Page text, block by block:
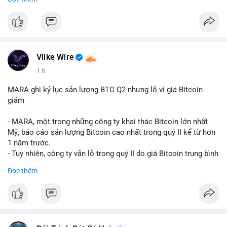
mục chứng chỉ cho tài sản số tại Mỹ.
và phát triển thị trường crypto tại Mỹ.
#vlikevn #titanbot
📰 Nguồn: CoinDesk
Vlike Wire
1 h
MARA ghi kỷ lục sản lượng BTC Q2 nhưng lỗ vì giá Bitcoin
giảm
- MARA, một trong những công ty khai thác Bitcoin lớn nhất
Mỹ, báo cáo sản lượng Bitcoin cao nhất trong quý II kể từ hơn
1 năm trước.
- Tuy nhiên, công ty vẫn lỗ trong quý II do giá Bitcoin trung bình
- Sự tăng sản lượng không đủ bù đắp cho sự suy giảm giá trị
Đọc thêm